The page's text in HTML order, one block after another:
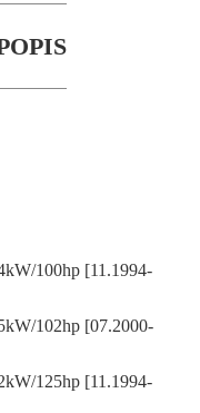
100hp [11.1994-
102hp [07.2000-
125hp [11.1994-